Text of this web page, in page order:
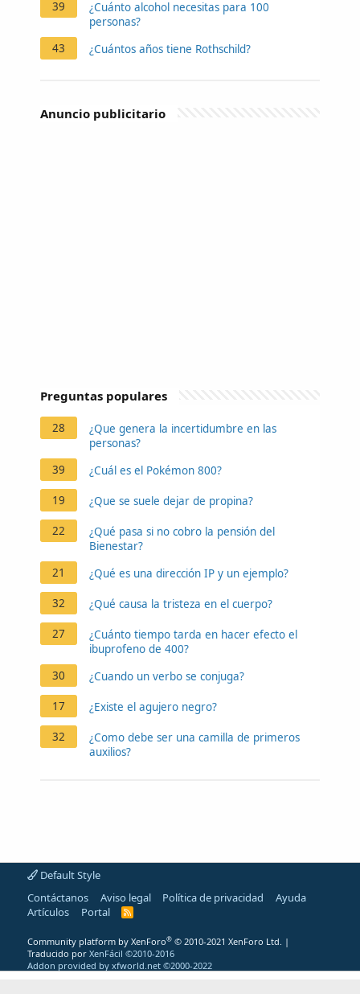
39
¿Cuánto alcohol necesitas para 100
personas?
43
¿Cuántos años tiene Rothschild?
Anuncio publicitario
Preguntas populares
28
¿Que genera la incertidumbre en las
personas?
39
¿Cuál es el Pokémon 800?
19 ¿Que se suele dejar de propina?
22
¿Qué pasa si no cobro la pensión del
Bienestar?
21
¿Qué es una dirección IP y un ejemplo?
32 ¿Qué causa la tristeza en el cuerpo?
27
¿Cuánto tiempo tarda en hacer efecto el
ibuprofeno de 400?
30
¿Cuando un verbo se conjuga?
17 ¿Existe el agujero negro?
32
¿Como debe ser una camilla de primeros
auxilios?
Default Style
Contáctanos
Aviso legal Política de privacidad
Ayuda
Artículos
Portal
R
Community platform by XenForo® © 2010-2021 XenForo Ltd. |
Traducido por XenFácil ©2010-2016
Addon provided by xfworld.net ©2000-2022